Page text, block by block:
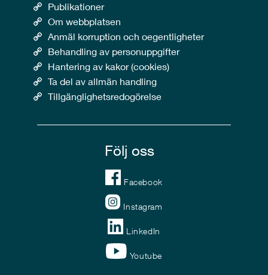
Publikationer
Om webbplatsen
Anmäl korruption och oegentligheter
Behandling av personuppgifter
Hantering av kakor (cookies)
Ta del av allmän handling
Tillgänglighetsredogörelse
Följ oss
Facebook
Instagram
LinkedIn
Youtube